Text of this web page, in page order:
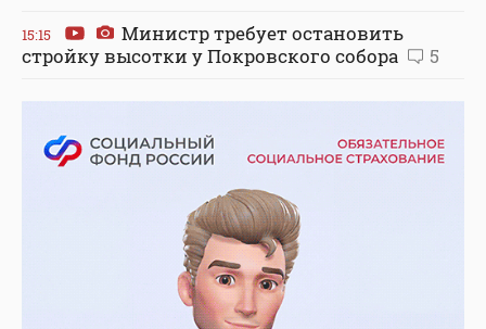
15:15
Министр требует остановить
стройку высотки у Покровского собора
5